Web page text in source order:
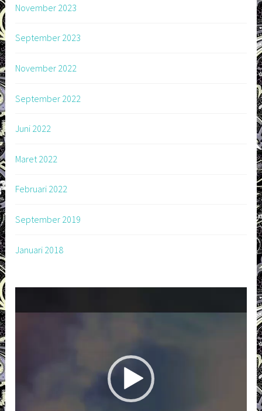
November 2023
September 2023
November 2022
September 2022
Juni 2022
Maret 2022
Februari 2022
September 2019
Januari 2018